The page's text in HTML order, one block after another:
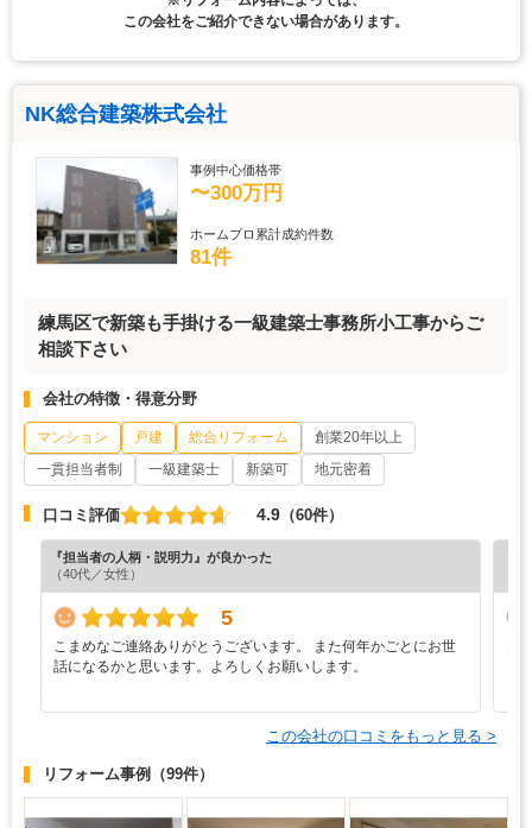
この会社をご紹介できない場合があります。
NK総合建築株式会社
事例中心価格帯
〜300万円
ホームプロ累計成約件数
81件
練馬区で新築も手掛ける一級建築士事務所小工事からご
相談下さい
会社の特徴・得意分野
マンション 戸建 総合リフォーム
創業20年以上
一貫担当者制
一級建築士 新築可 地元密着
口コミ評価 4.9 （60件）
『担当者の人柄・説明力』が良かった
（40代／女性）
5
こまめなご連絡ありがとうございます。 また何年かごとにお世
話になるかと思います。よろしくお願いします。
この会社の口コミをもっと見る >
リフォーム事例 （99件）